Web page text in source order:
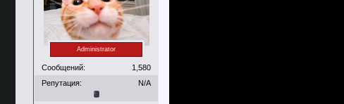
Administrator
Сообщений:
1,580
Репутация:
N/A